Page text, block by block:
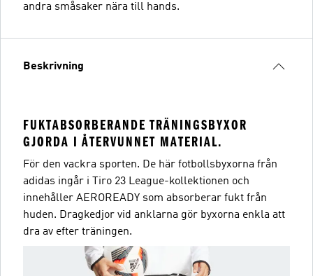
andra småsaker nära till hands.
Beskrivning
FUKTABSORBERANDE TRÄNINGSBYXOR
GJORDA I ÅTERVUNNET MATERIAL.
För den vackra sporten. De här fotbollsbyxorna från
adidas ingår i Tiro 23 League-kollektionen och
innehåller AEROREADY som absorberar fukt från
huden. Dragkedjor vid anklarna gör byxorna enkla att
dra av efter träningen.